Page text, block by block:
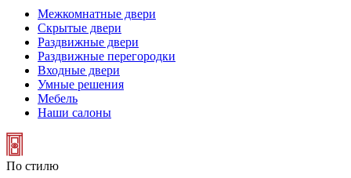
Межкомнатные двери
Скрытые двери
Раздвижные двери
Раздвижные перегородки
Входные двери
Умные решения
Мебель
Наши салоны
По стилю